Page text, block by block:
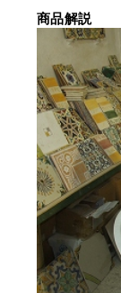
商品解説